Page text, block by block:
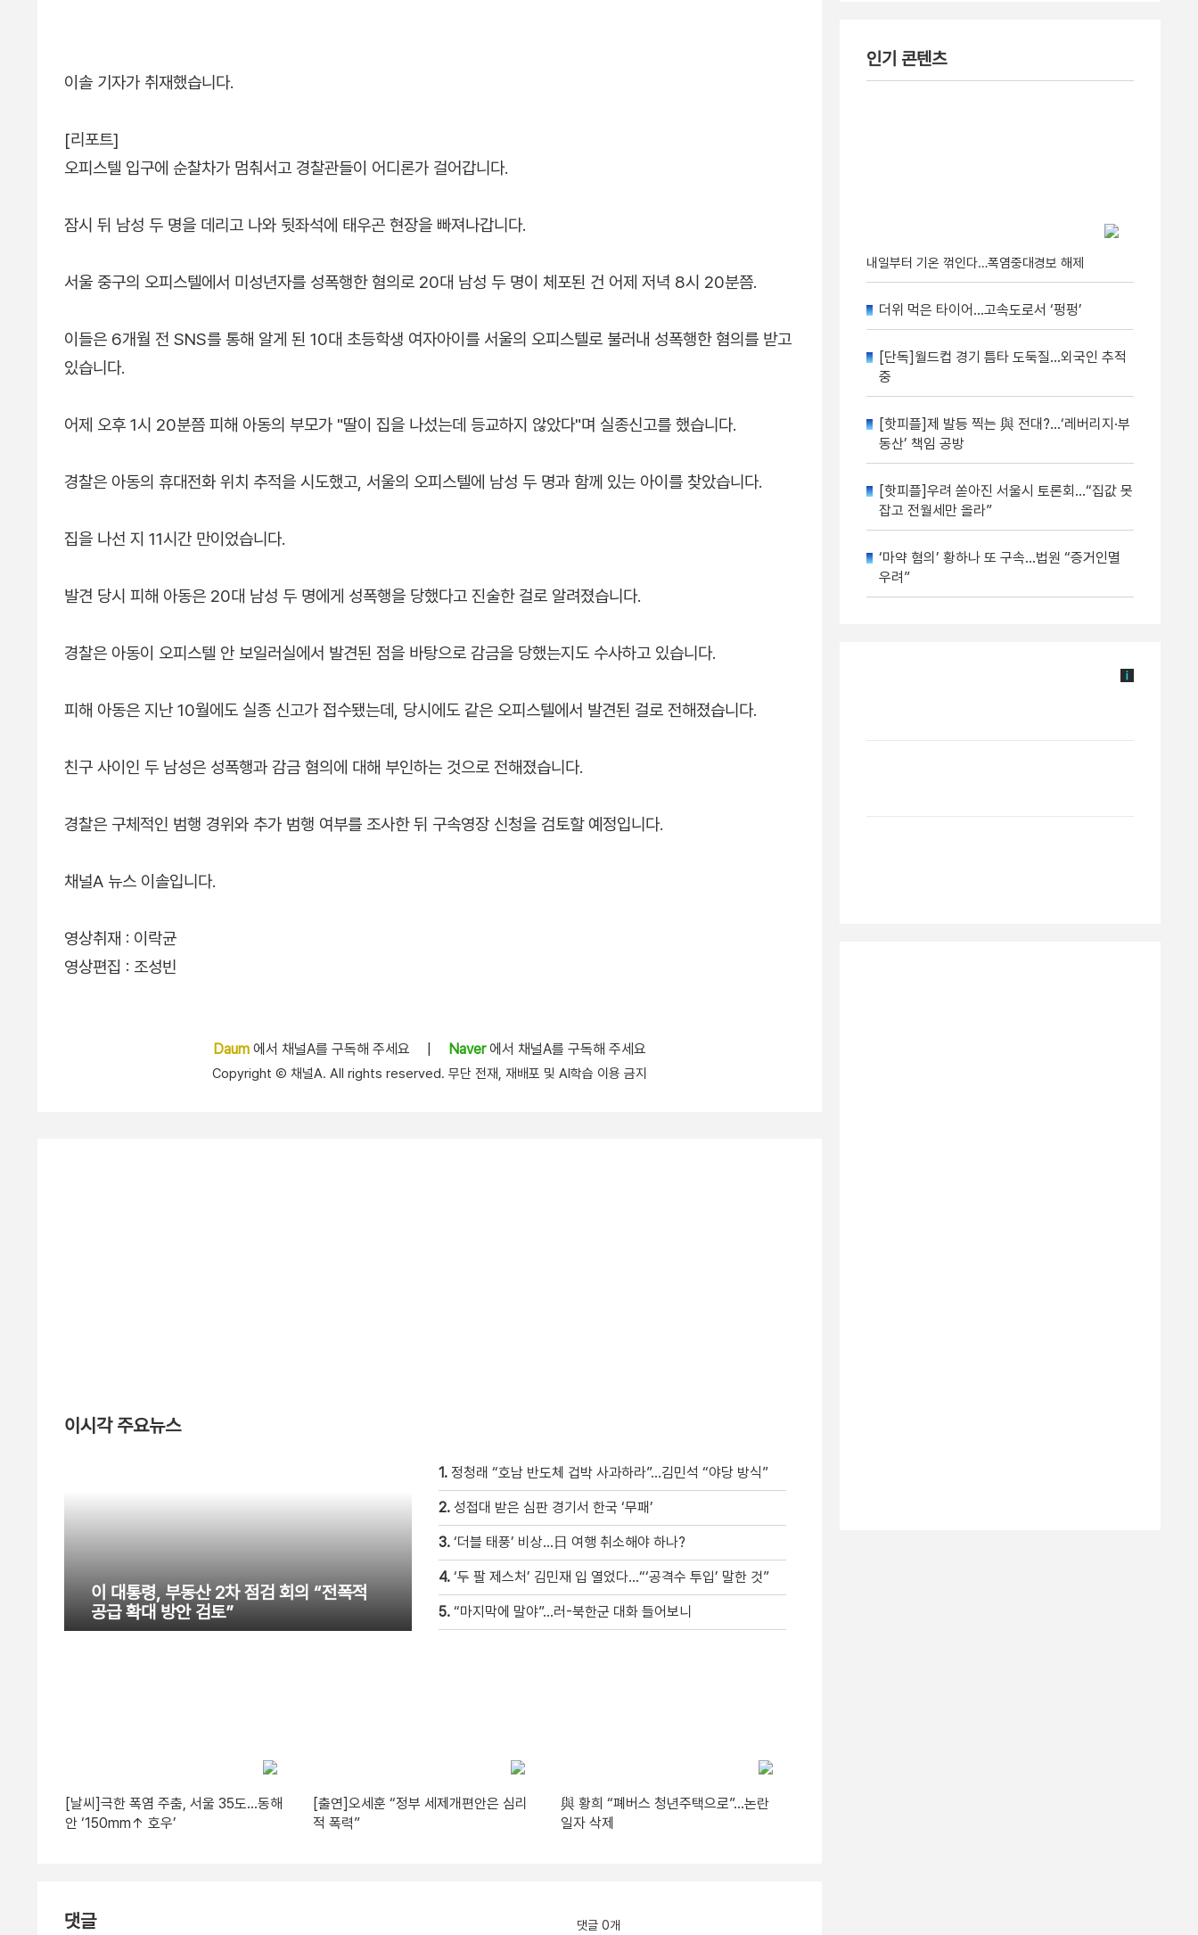
이솔 기자가 취재했습니다.
[리포트]
오피스텔 입구에 순찰차가 멈춰서고 경찰관들이 어디론가 걸어갑니다.
잠시 뒤 남성 두 명을 데리고 나와 뒷좌석에 태우곤 현장을 빠져나갑니다.
서울 중구의 오피스텔에서 미성년자를 성폭행한 혐의로 20대 남성 두 명이 체포된 건 어제 저녁 8시 20분쯤.
이들은 6개월 전 SNS를 통해 알게 된 10대 초등학생 여자아이를 서울의 오피스텔로 불러내 성폭행한 혐의를 받고
있습니다.
어제 오후 1시 20분쯤 피해 아동의 부모가 "딸이 집을 나섰는데 등교하지 않았다"며 실종신고를 했습니다.
경찰은 아동의 휴대전화 위치 추적을 시도했고, 서울의 오피스텔에 남성 두 명과 함께 있는 아이를 찾았습니다.
집을 나선 지 11시간 만이었습니다.
발견 당시 피해 아동은 20대 남성 두 명에게 성폭행을 당했다고 진술한 걸로 알려졌습니다.
경찰은 아동이 오피스텔 안 보일러실에서 발견된 점을 바탕으로 감금을 당했는지도 수사하고 있습니다.
피해 아동은 지난 10월에도 실종 신고가 접수됐는데, 당시에도 같은 오피스텔에서 발견된 걸로 전해졌습니다.
친구 사이인 두 남성은 성폭행과 감금 혐의에 대해 부인하는 것으로 전해졌습니다.
경찰은 구체적인 범행 경위와 추가 범행 여부를 조사한 뒤 구속영장 신청을 검토할 예정입니다.
채널A 뉴스 이솔입니다.
영상취재 : 이락균
영상편집 : 조성빈
Daum 에서 채널A를 구독해 주세요 Naver에서 채널A를 구독해 주세요
Copyright Ⓒ 채널A. All rights reserved. 무단 전재, 재배포 및 AI학습 이용 금지
이시각 주요뉴스
이 대통령, 부동산 2차 점검 회의 “전폭적
공급 확대 방안 검토”
1. 정청래 “호남 반도체 겁박 사과하라”…김민석 “야당 방식”
2. 성접대 받은 심판 경기서 한국 ‘무패’
3. ‘더블 태풍’ 비상…日 여행 취소해야 하나?
4. ‘두 팔 제스처’ 김민재 입 열었다…“‘공격수 투입’ 말한 것”
5. “마지막에 말야”…러-북한군 대화 들어보니
[날씨]극한 폭염 주춤, 서울 35도…동해
안 ‘150mm↑ 호우’
[출연]오세훈 “정부 세제개편안은 심리
적 폭력”
與 황희 “폐버스 청년주택으로”…논란
일자 삭제
댓글 댓글 0개
인기 콘텐츠
내일부터 기온 꺾인다…폭염중대경보 해제
더위 먹은 타이어…고속도로서 ‘펑펑’
[단독]월드컵 경기 틈타 도둑질…외국인 추적
중
[핫피플]제 발등 찍는 與 전대?…‘레버리지·부
동산’ 책임 공방
[핫피플]우려 쏟아진 서울시 토론회…“집값 못
잡고 전월세만 올라”
‘마약 혐의’ 황하나 또 구속…법원 “증거인멸
우려”